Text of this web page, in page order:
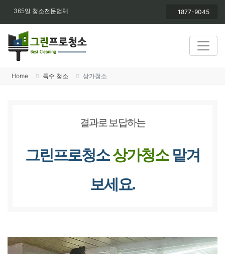
365일 청소전문업체 1877-9045
Home 특수 청소 상가청소
결과로 보답하는
그린프로청소상가청소맡겨
보세요.